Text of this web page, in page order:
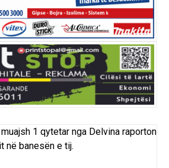
1 qytetar nga Delvina raporton
në banesën e tij.